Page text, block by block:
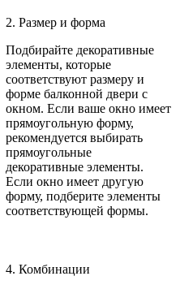
2. Размер и форма
Подбирайте декоративные
элементы, которые
соответствуют размеру и
форме балконной двери с
окном. Если ваше окно имеет
прямоугольную форму,
рекомендуется выбирать
прямоугольные
декоративные элементы.
Если окно имеет другую
форму, подберите элементы
соответствующей формы.
4. Комбинации